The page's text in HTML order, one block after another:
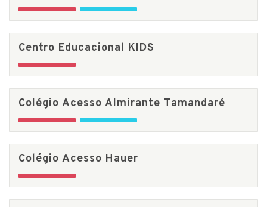
Centro Educacional KIDS
Colégio Acesso Almirante Tamandaré
Colégio Acesso Hauer